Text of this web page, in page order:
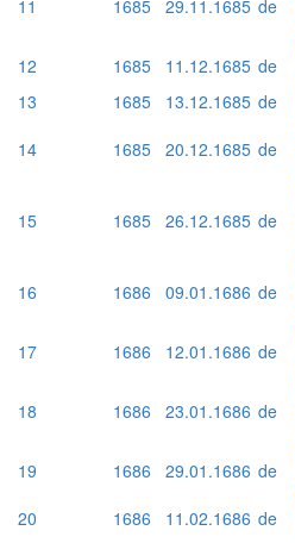
11 1685 29.11.1685 de
12 1685 11.12.1685 de
13
1685 13.12.1685 de
14
1685 20.12.1685 de
15 1685 26.12.1685 de
16 1686 09.01.1686 de
17 1686 12.01.1686 de
18 1686 23.01.1686 de
19 1686 29.01.1686 de
20
1686 11.02.1686 de